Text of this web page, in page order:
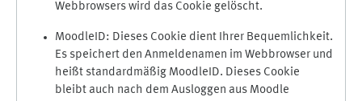
Webbrowsers wird das Cookie gelöscht.
MoodleID: Dieses Cookie dient Ihrer Bequemlichkeit.
Es speichert den Anmeldenamen im Webbrowser und
heißt standardmäßig MoodleID. Dieses Cookie
bleibt auch nach dem Ausloggen aus Moodle